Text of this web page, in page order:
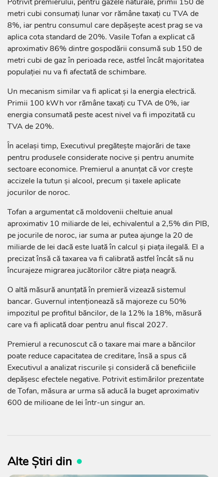
metri cubi consumați lunar vor rămâne taxați cu TVA de
8%, iar pentru consumul care depășește acest prag se va
aplica cota standard de 20%. Vasile Tofan a explicat că
aproximativ 86% dintre gospodării consumă sub 150 de
metri cubi de gaz în perioada rece, astfel încât majoritatea
populației nu va fi afectată de schimbare.
Un mecanism similar va fi aplicat și la energia electrică.
Primii 100 kWh vor rămâne taxați cu TVA de 0%, iar
energia consumată peste acest nivel va fi impozitată cu
TVA de 20%.
În același timp, Executivul pregătește majorări de taxe
pentru produsele considerate nocive și pentru anumite
sectoare economice. Premierul a anunțat că vor crește
accizele la tutun și alcool, precum și taxele aplicate
jocurilor de noroc.
Tofan a argumentat că moldovenii cheltuie anual
aproximativ 10 miliarde de lei, echivalentul a 2,5% din PIB,
pe jocurile de noroc, iar suma ar putea ajunge la 20 de
miliarde de lei dacă este luată în calcul și piața ilegală. El a
precizat însă că taxarea va fi calibrată astfel încât să nu
încurajeze migrarea jucătorilor către piața neagră.
O altă măsură anunțată în premieră vizează sistemul
bancar. Guvernul intenționează să majoreze cu 50%
impozitul pe profitul băncilor, de la 12% la 18%, măsură
care va fi aplicată doar pentru anul fiscal 2027.
Premierul a recunoscut că o taxare mai mare a băncilor
poate reduce capacitatea de creditare, însă a spus că
Executivul a analizat riscurile și consideră că beneficiile
depășesc efectele negative. Potrivit estimărilor prezentate
de Tofan, măsura ar urma să aducă la buget aproximativ
600 de milioane de lei într-un singur an.
Alte Știri din